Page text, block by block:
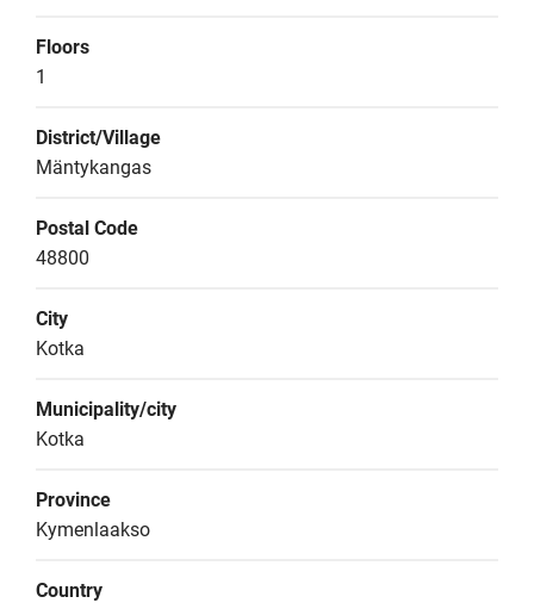
Floors
1
District/Village
Mäntykangas
Postal Code
48800
City
Kotka
Municipality/city
Kotka
Province
Kymenlaakso
Country